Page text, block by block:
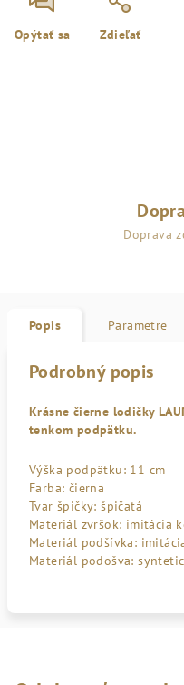
Opýtať sa Zdieľať
Doprava
Popis Parametre
Podrobný popis
Krásne čierne lodičky
tenkom podpätku.
Výška podpätku: 11 cm
Farba: čierna
Tvar špičky: špičatá
Materiál zvršok: imitácia
Materiál podšívka:
Materiál podošva: